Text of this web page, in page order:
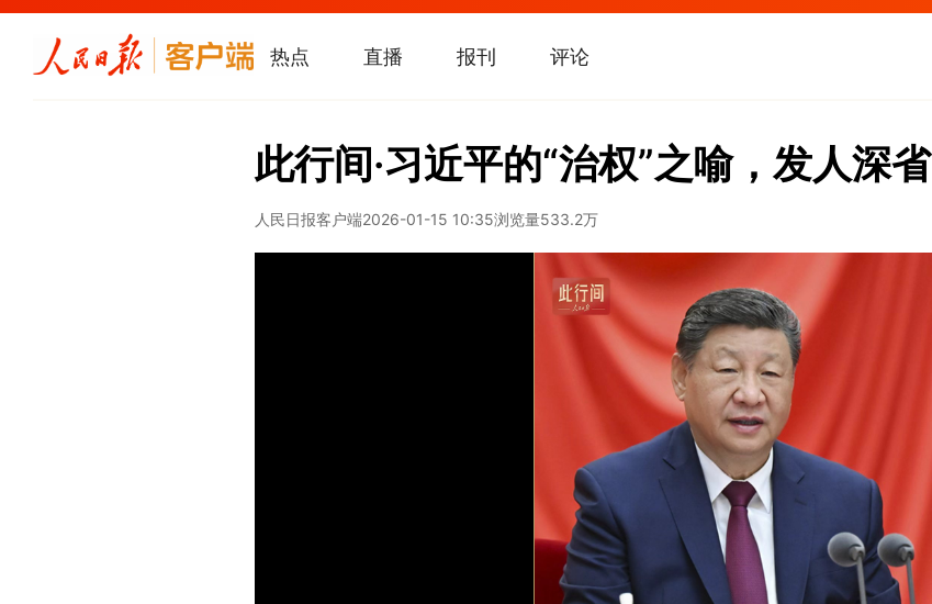
热点 直播 报刊 评论
此行间·习近平的“治权”之喻，发人深省
人民日报客户端2026-01-15 10:35浏览量533.2万